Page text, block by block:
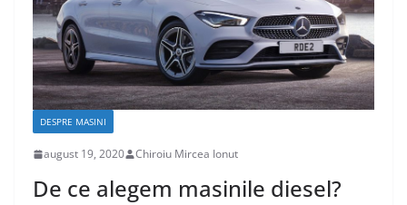
DESPRE MASINI
august 19, 2020 Chiroiu Mircea Ionut
De ce alegem masinile diesel?